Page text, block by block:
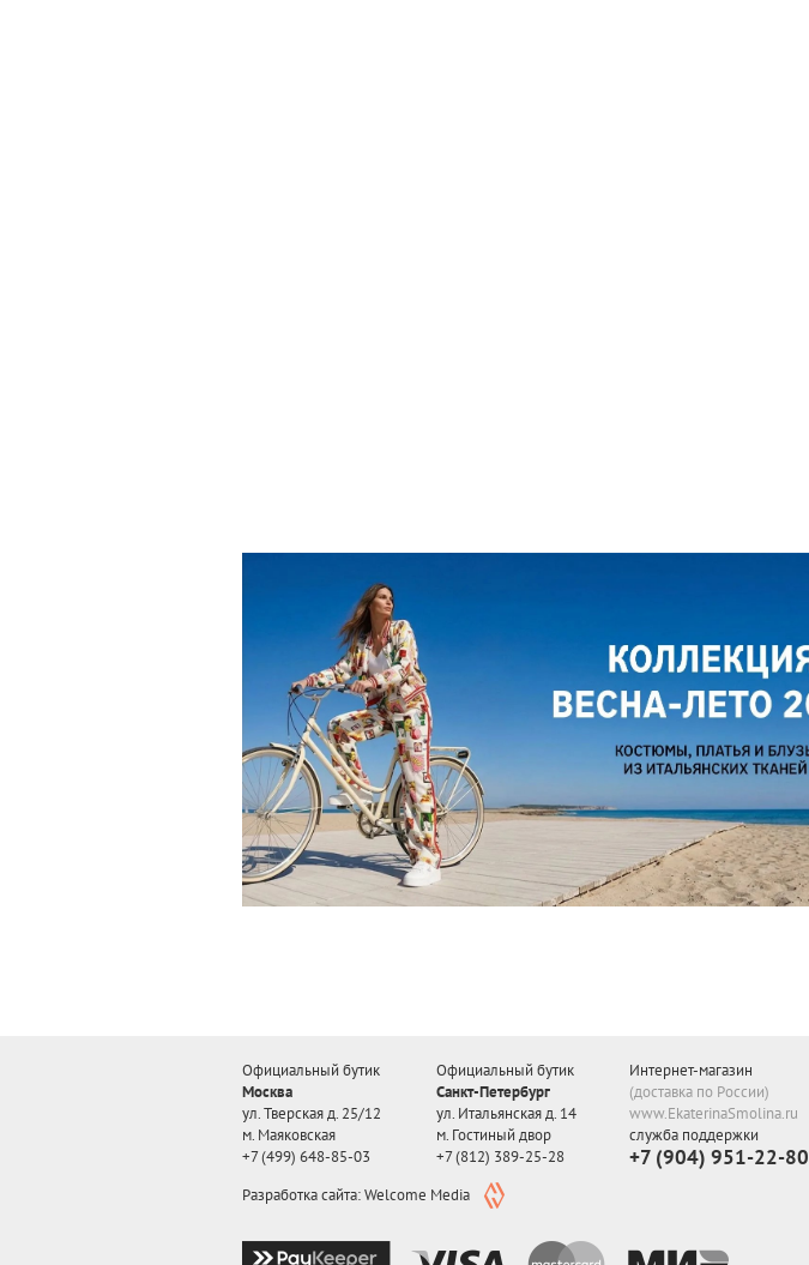
Официальный бутик
Москва
ул. Тверская д. 25/12
м. Маяковская
+7 (499) 648-85-03
Официальный бутик
Санкт-Петербург
ул. Итальянская д. 14
м. Гостиный двор
+7 (812) 389-25-28
Интернет-магазин
(доставка по России)
www.EkaterinaSmolina.ru
служба поддержки
+7 (904) 951-22-80
Разработка сайта: Welcome Media